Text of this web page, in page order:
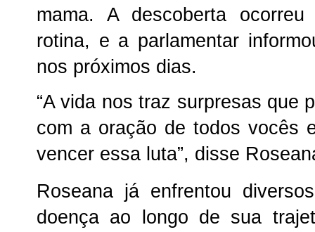
mama. A descoberta
rotina, e a parlamentar
nos próximos dias.
“A vida nos traz surpresas que
com a oração de todos vocês
vencer essa luta”, disse
Roseana já enfrentou
doença ao longo de sua